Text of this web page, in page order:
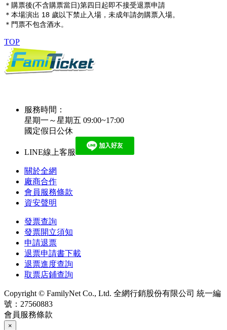
＊購票後(不含購票當日)第四日起即不接受退票申請
＊本場演出 18 歲以下禁止入場，未成年請勿購票入場。
＊門票不包含酒水。
TOP
服務時間：
星期一～星期五 09:00~17:00
國定假日公休
LINE線上客服
關於全網
廠商合作
會員服務條款
資安聲明
發票查詢
發票開立須知
申請退票
退票申請書下載
退票進度查詢
取票店鋪查詢
Copyright © FamilyNet Co., Ltd. 全網行銷股份有限公司 統一編
號：27560883
會員服務條款
×